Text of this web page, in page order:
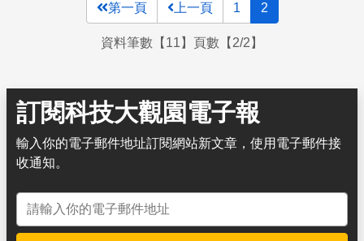
第一頁 上一頁 1 2
資料筆數【11】頁數【2/2】
訂閱科技大觀園電子報
輸入你的電子郵件地址訂閱網站新文章，使用電子郵件接
收通知。
電子郵件地址